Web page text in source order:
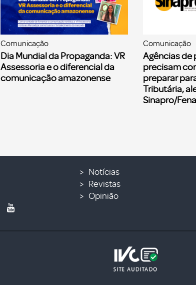
Comunicação
Dia Mundial da Propaganda: VR
Assessoria e o diferencial da
comunicação amazonense
Comunicação
Agências de
precisam
preparar
Tributária,
Sinapro/
Notícias
Revistas
Opinião